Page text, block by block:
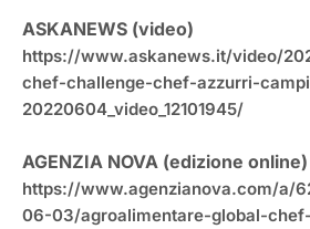
ASKANEWS (video)
https://www.askanews.it/video/
chef-challenge-chef-azzurri-
20220604_video_12101945/
AGENZIA NOVA (edizione online)
https://www.agenzianova.com/a/
06-03/agroalimentare-global-